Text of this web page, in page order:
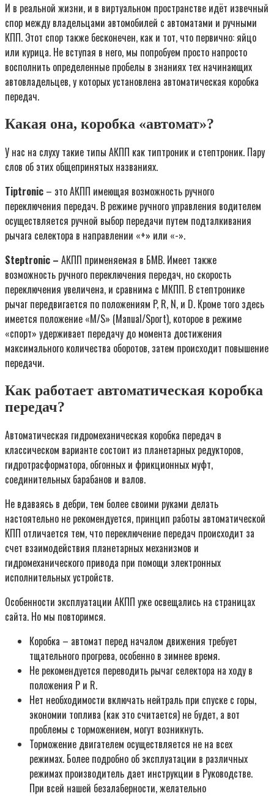
И в реальной жизни, и в виртуальном пространстве идёт извечный
спор между владельцами автомобилей с автоматами и ручными
КПП. Этот спор также бесконечен, как и тот, что первично: яйцо
или курица. Не вступая в него, мы попробуем просто напросто
восполнить определенные пробелы в знаниях тех начинающих
автовладельцев, у которых установлена автоматическая коробка
передач.
Какая она, коробка «автомат»?
У нас на слуху такие типы АКПП как типтроник и стептроник. Пару
слов об этих общепринятых названиях.
Tiptronic – это АКПП имеющая возможность ручного
переключения передач. В режиме ручного управления водителем
осуществляется ручной выбор передачи путем подталкивания
рычага селектора в направлении «+» или «-».
Steptronic – АКПП применяемая в БМВ. Имеет также
возможность ручного переключения передач, но скорость
переключения увеличена, и сравнима с МКПП. В стептронике
рычаг передвигается по положениям P, R, N, и D. Кроме того здесь
имеется положение «M/S» (Manual/Sport), которое в режиме
«спорт» удерживает передачу до момента достижения
максимального количества оборотов, затем происходит повышение
передачи.
Как работает автоматическая коробка
передач?
Автоматическая гидромеханическая коробка передач в
классическом варианте состоит из планетарных редукторов,
гидротрасформатора, обгонных и фрикционных муфт,
соединительных барабанов и валов.
Не вдаваясь в дебри, тем более своими руками делать
настоятельно не рекомендуется, принцип работы автоматической
КПП отличается тем, что переключение передач происходит за
счет взаимодействия планетарных механизмов и
гидромеханического привода при помощи электронных
исполнительных устройств.
Особенности эксплуатации АКПП уже освещались на страницах
сайта. Но мы повторимся.
Коробка – автомат перед началом движения требует
тщательного прогрева, особенно в зимнее время.
Не рекомендуется переводить рычаг селектора на ходу в
положения P и R.
Нет необходимости включать нейтраль при спуске с горы,
экономии топлива (как это считается) не будет, а вот
проблемы с торможением, могут возникнуть.
Торможение двигателем осуществляется не на всех
режимах. Более подробно об эксплуатации в различных
режимах производитель дает инструкции в Руководстве.
При всей нашей безалаберности, желательно